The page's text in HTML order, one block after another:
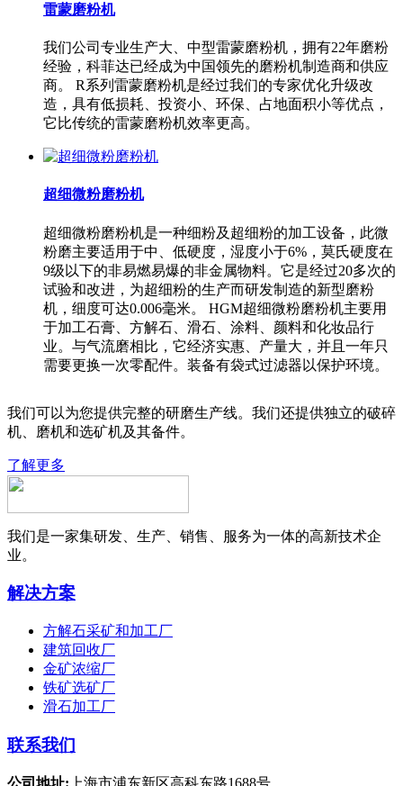
雷蒙磨粉机
我们公司专业生产大、中型雷蒙磨粉机，拥有22年磨粉
经验，科菲达已经成为中国领先的磨粉机制造商和供应
商。 R系列雷蒙磨粉机是经过我们的专家优化升级改
造，具有低损耗、投资小、环保、占地面积小等优点，
它比传统的雷蒙磨粉机效率更高。
超细微粉磨粉机
超细微粉磨粉机是一种细粉及超细粉的加工设备，此微
粉磨主要适用于中、低硬度，湿度小于6%，莫氏硬度在
9级以下的非易燃易爆的非金属物料。它是经过20多次的
试验和改进，为超细粉的生产而研发制造的新型磨粉
机，细度可达0.006毫米。 HGM超细微粉磨粉机主要用
于加工石膏、方解石、滑石、涂料、颜料和化妆品行
业。与气流磨相比，它经济实惠、产量大，并且一年只
需要更换一次零配件。装备有袋式过滤器以保护环境。
我们可以为您提供完整的研磨生产线。我们还提供独立的破碎
机、磨机和选矿机及其备件。
了解更多
我们是一家集研发、生产、销售、服务为一体的高新技术企
业。
解决方案
方解石采矿和加工厂
建筑回收厂
金矿浓缩厂
铁矿选矿厂
滑石加工厂
联系我们
公司地址: 上海市浦东新区高科东路1688号.